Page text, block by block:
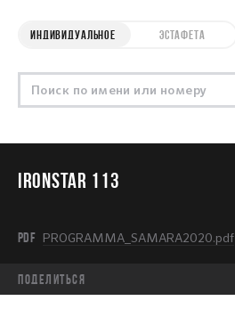
ИНДИВИДУАЛЬНОЕ ЭСТАФЕТА
IRONSTAR 113
PDF PROGRAMMA_SAMARA2020.pdf
Поделиться